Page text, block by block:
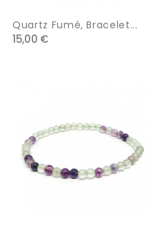
Quartz Fumé, Bracelet...
15,00 €